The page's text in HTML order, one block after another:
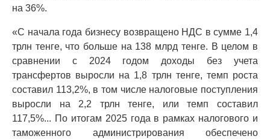
на 36%.
«С начала года бизнесу возвращено НДС в сумме 1,4
трлн тенге, что больше на 138 млрд тенге. В целом в
сравнении с 2024 годом доходы без учета
трансфертов выросли на 1,8 трлн тенге, темп роста
составил 113,2%, в том числе налоговые поступления
выросли на 2,2 трлн тенге, или темп составил
117,5%... По итогам 2025 года в рамках налогового и
таможенного администрирования обеспечено